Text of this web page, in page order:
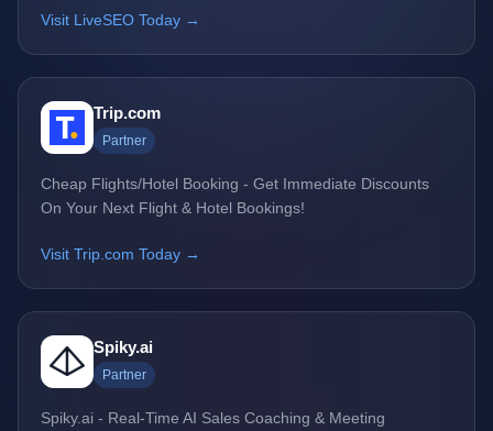
Visit LiveSEO Today →
Trip.com
Partner
Cheap Flights/Hotel Booking - Get Immediate Discounts
On Your Next Flight & Hotel Bookings!
Visit Trip.com Today →
Spiky.ai
Partner
Spiky.ai - Real-Time AI Sales Coaching & Meeting